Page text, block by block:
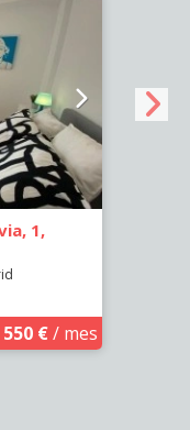
1,
550 €/ mes